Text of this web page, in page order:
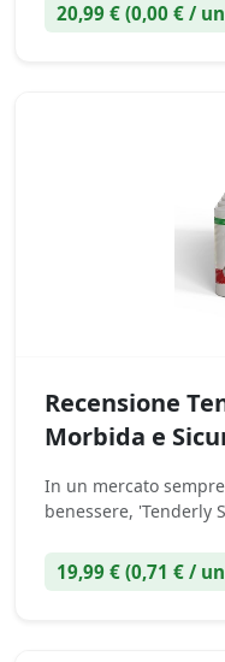
20,99 € (0,00 € /
Recensione
Morbida e
In un mercato
benessere, 'Tenderly
19,99 € (0,71 € /